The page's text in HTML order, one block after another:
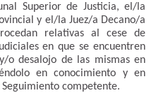
Superior de Justicia, el/la
y el/la Juez/a Decano/a
relativas al cese de
en que se encuentren
o desalojo de las mismas en
en conocimiento y en
competente.